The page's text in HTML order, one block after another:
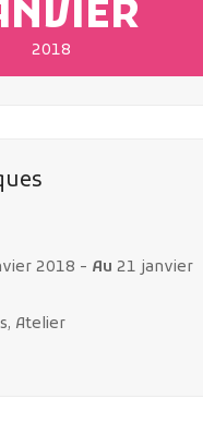
2018
2018 - Au 21 janvier
Atelier